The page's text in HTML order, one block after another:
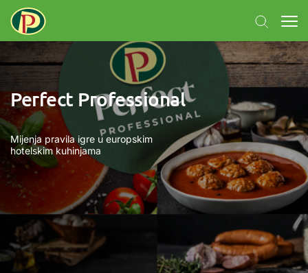
Perfect Professional
Mijenja pravila igre u europskim
hotelskim kuhinjama